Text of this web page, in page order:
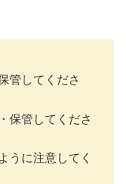
管してくださ
保管してくださ
うに注意してく